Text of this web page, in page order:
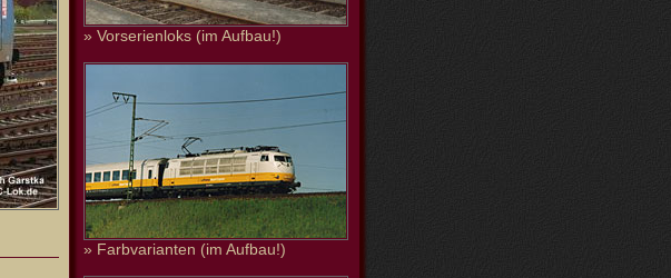
» Vorserienloks (im Aufbau!)
» Farbvarianten (im Aufbau!)